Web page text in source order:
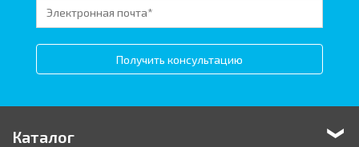
Получить консультацию
Каталог